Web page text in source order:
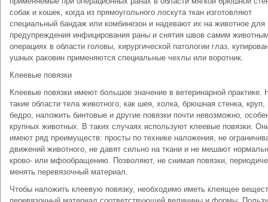
собак и кошек, когда из прямоугольного лоскута ткан изготовляют
специальный бандаж или комбинезон и надевают их на животное для
предупреждения инфицирования раны и снятия швов самим
операциях в области головы, хирургической патологии глаз,
ушных раковин применяются специальные чехлы или воротник.
Клеевые повязки
Клеевые повязки имеют большое значение в ветеринарной практике.
такие области тела животного, как шея, холка, брюшная стенка, круп,
бедро, наложить бинтовые и другие повязки почти невозможно,
крупных животных. В таких случаях используют клеевые повязки.
имеют ряд преимуществ: просты по технике наложения, не
движений животного, не давят сильно на ткани и не мешают
крово- или мфообращению. Позволяют, не снимая повязки,
менять перевязочный материал.
Чтобы наложить клеевую повязку, необходимо иметь клеящее